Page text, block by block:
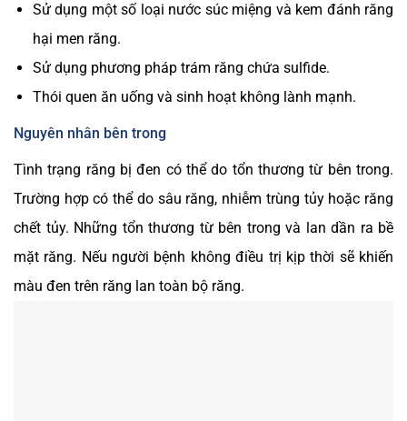
Sử dụng một số loại nước súc miệng và kem đánh răng
hại men răng.
Sử dụng phương pháp trám răng chứa sulfide.
Thói quen ăn uống và sinh hoạt không lành mạnh.
Nguyên nhân bên trong
Tình trạng răng bị đen có thể do tổn thương từ bên trong.
Trường hợp có thể do sâu răng, nhiễm trùng tủy hoặc răng
chết tủy. Những tổn thương từ bên trong và lan dần ra bề
mặt răng. Nếu người bệnh không điều trị kịp thời sẽ khiến
màu đen trên răng lan toàn bộ răng.